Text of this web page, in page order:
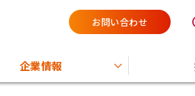
お問い合わせ
企業情報